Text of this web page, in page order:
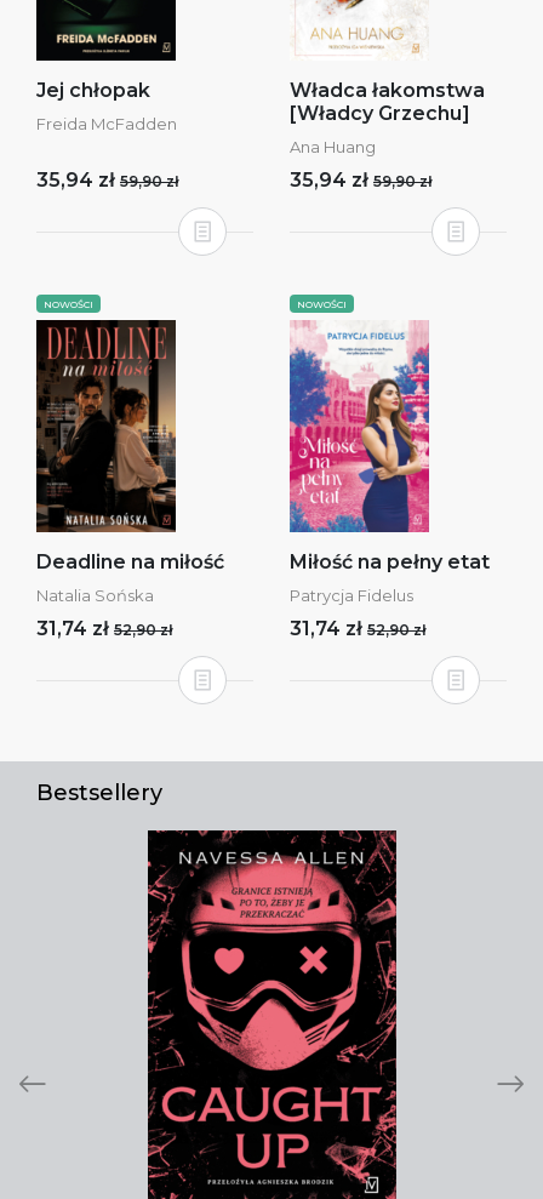
Jej chłopak
Freida McFadden
35,94 zł 59,90 zł
Władca łakomstwa
[Władcy Grzechu]
Ana Huang
35,94 zł 59,90 zł
NOWOŚCI
Deadline na miłość
Natalia Sońska
31,74 zł 52,90 zł
NOWOŚCI
Miłość na pełny etat
Patrycja Fidelus
31,74 zł 52,90 zł
Bestsellery